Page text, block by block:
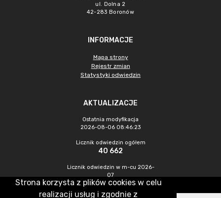
ul. Dolna 2
42-283 Boronów
INFORMACJE
Mapa strony
Rejestr zmian
Statystyki odwiedzin
AKTUALIZACJE
Ostatnia modyfikacja
2026-08-06 08:46:23
Licznik odwiedzin ogółem
40 662
Licznik odwiedzin w m-cu 2026-
07
299
Strona korzysta z plików cookies w celu
realizacji usług i zgodnie z